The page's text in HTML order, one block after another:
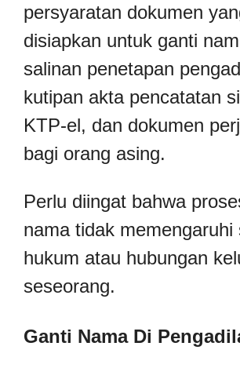
persyaratan dokumen
disiapkan untuk ganti
salinan penetapan
kutipan akta pencatatan
KTP-el, dan dokumen
bagi orang asing.
Perlu diingat bahwa
nama tidak memengaruhi
hukum atau hubungan
seseorang.
Ganti Nama Di